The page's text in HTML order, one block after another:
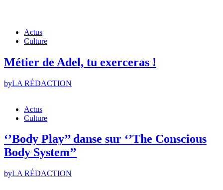
Actus
Culture
Métier de Adel, tu exerceras !
byLA RÉDACTION
Actus
Culture
‘’Body Play’’ danse sur ‘’The Conscious
Body System’’
byLA RÉDACTION